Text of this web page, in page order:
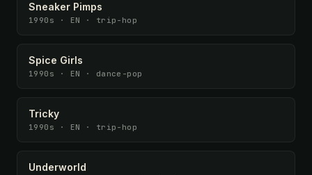
Sneaker Pimps
1990s · EN · trip-hop
Spice Girls
1990s · EN · dance-pop
Tricky
1990s · EN · trip-hop
Underworld